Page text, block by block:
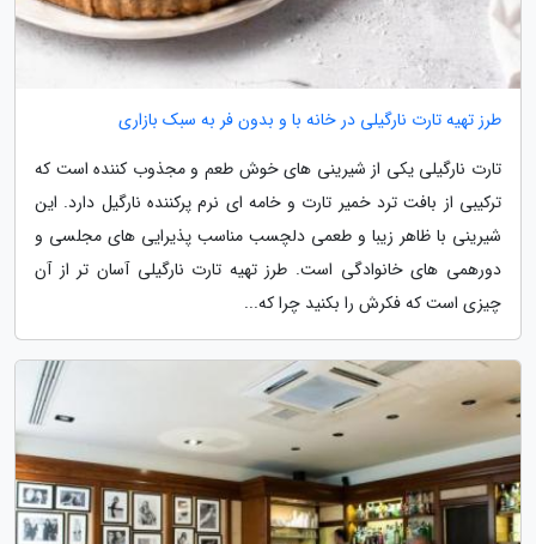
طرز تهیه تارت نارگیلی در خانه با و بدون فر به سبک بازاری
تارت نارگیلی یکی از شیرینی های خوش طعم و مجذوب کننده است که
ترکیبی از بافت ترد خمیر تارت و خامه ای نرم پرکننده نارگیل دارد. این
شیرینی با ظاهر زیبا و طعمی دلچسب مناسب پذیرایی های مجلسی و
دورهمی های خانوادگی است. طرز تهیه تارت نارگیلی آسان تر از آن
چیزی است که فکرش را بکنید چرا که...